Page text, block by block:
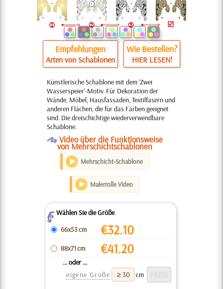
Empfehlungen
Arten von Schablonen
Wie Bestellen?
HIER LESEN!
Künstlerische Schablone mit dem 'Zwei
Wasserspeier'-Motiv. Für Dekoration der
Wände, Möbel, Hausfassaden, Textilfasern und
anderen Flächen, die für das Färben geeignet
sind. Die dreischichtige wiederverwendbare
Schablone.
O Video über die Funktionsweise
von Mehrschichtschablonen
Mehrschicht-Schablone
Malerrolle Video
ZWählen Sie die Größe
66x53 cm
€32.10
88x71 cm €41.20
... oder ...
eigene Größe
cm